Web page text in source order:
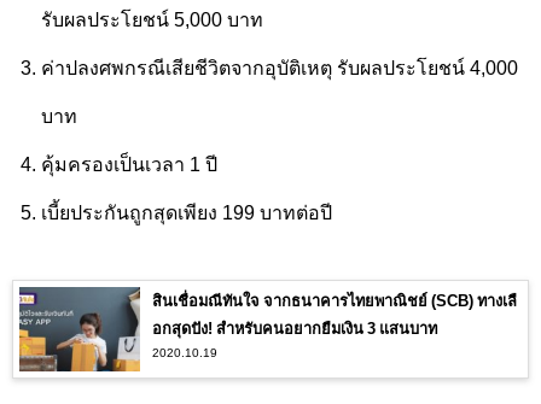
รับผลประโยชน์ 5,000 บาท
ค่าปลงศพกรณีเสียชีวิตจากอุบัติเหตุ รับผลประโยชน์ 4,000
บาท
คุ้มครองเป็นเวลา 1 ปี
เบี้ยประกันถูกสุดเพียง 199 บาทต่อปี
สินเชื่อมณีทันใจ จากธนาคารไทยพาณิชย์ (SCB) ทางเลื
อกสุดปัง! สำหรับคนอยากยืมเงิน 3 แสนบาท
2020.10.19